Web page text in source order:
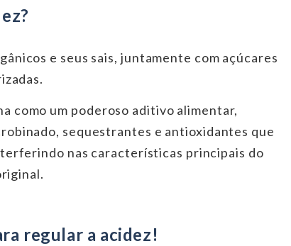
e seus sais, juntamente com açúcares
como um poderoso aditivo alimentar,
sequestrantes e antioxidantes que
nas características principais do
regular a acidez!